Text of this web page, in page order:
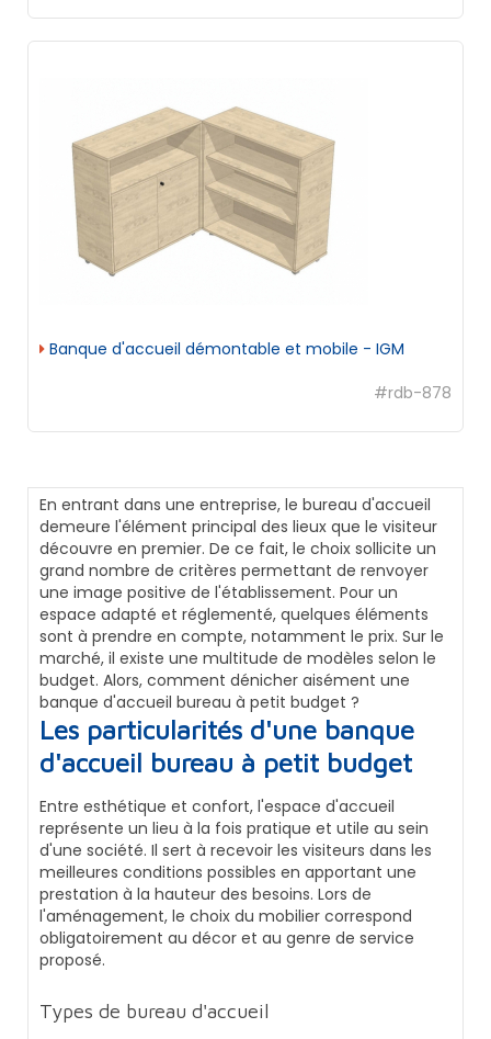
Banque d'accueil démontable et mobile - IGM
#rdb-878
En entrant dans une entreprise, le bureau d'accueil
demeure l'élément principal des lieux que le visiteur
découvre en premier. De ce fait, le choix sollicite un
grand nombre de critères permettant de renvoyer
une image positive de l'établissement. Pour un
espace adapté et réglementé, quelques éléments
sont à prendre en compte, notamment le prix. Sur le
marché, il existe une multitude de modèles selon le
budget. Alors, comment dénicher aisément une
banque d'accueil bureau à petit budget ?
Les particularités d'une banque
d'accueil bureau à petit budget
Entre esthétique et confort, l'espace d'accueil
représente un lieu à la fois pratique et utile au sein
d'une société. Il sert à recevoir les visiteurs dans les
meilleures conditions possibles en apportant une
prestation à la hauteur des besoins. Lors de
l'aménagement, le choix du mobilier correspond
obligatoirement au décor et au genre de service
proposé.
Types de bureau d'accueil